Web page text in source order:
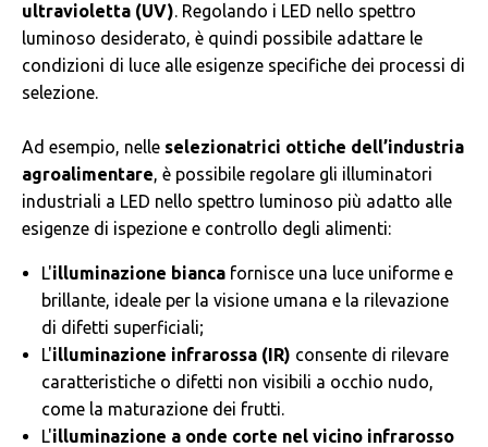
ultravioletta (UV). Regolando i LED nello spettro
luminoso desiderato, è quindi possibile adattare le
condizioni di luce alle esigenze specifiche dei processi di
selezione.
Ad esempio, nelle selezionatrici ottiche dell’industria
agroalimentare, è possibile regolare gli illuminatori
industriali a LED nello spettro luminoso più adatto alle
esigenze di ispezione e controllo degli alimenti:
L'illuminazione biancafornisce una luce uniforme e
brillante, ideale per la visione umana e la rilevazione
di difetti superficiali;
L'illuminazione infrarossa (IR) consente di rilevare
caratteristiche o difetti non visibili a occhio nudo,
come la maturazione dei frutti.
L'illuminazione a onde corte nel vicino infrarosso